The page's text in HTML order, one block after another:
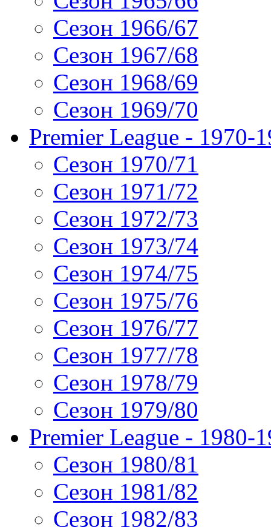
Сезон 1966/67
Сезон 1967/68
Сезон 1968/69
Сезон 1969/70
Premier League - 1970-
Сезон 1970/71
Сезон 1971/72
Сезон 1972/73
Сезон 1973/74
Сезон 1974/75
Сезон 1975/76
Сезон 1976/77
Сезон 1977/78
Сезон 1978/79
Сезон 1979/80
Premier League - 1980-
Сезон 1980/81
Сезон 1981/82
Сезон 1982/83